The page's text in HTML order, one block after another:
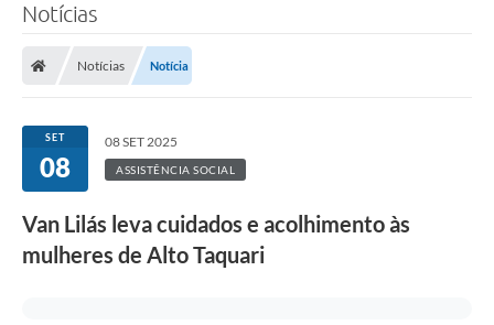
Notícias
Notícias Notícia
SET
08
08 SET 2025
ASSISTÊNCIA SOCIAL
Van Lilás leva cuidados e acolhimento às
mulheres de Alto Taquari